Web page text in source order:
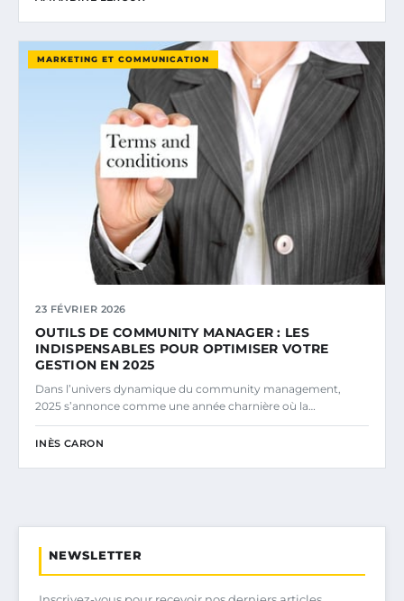
MARKETING ET COMMUNICATION
23 FÉVRIER 2026
OUTILS DE COMMUNITY MANAGER : LES
INDISPENSABLES POUR OPTIMISER VOTRE
GESTION EN 2025
Dans l’univers dynamique du community management,
2025 s’annonce comme une année charnière où la…
INÈS CARON
NEWSLETTER